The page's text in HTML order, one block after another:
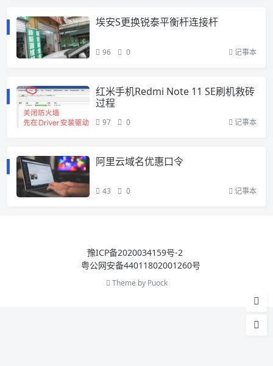
埃安S更换锐泰平衡杆连接杆
96 0 记事本
红米手机Redmi Note 11 SE刷机救砖
过程
97 0 记事本
阿里云域名优惠口令
43 0 记事本
豫ICP备2020034159号-2
粤公网安备44011802001260号
Theme by Puock